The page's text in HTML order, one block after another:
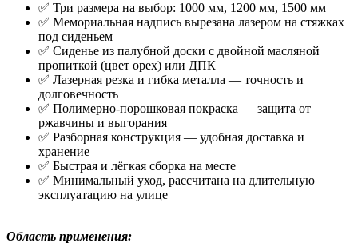
✅ Три размера на выбор: 1000 мм, 1200 мм, 1500 мм
✅ Мемориальная надпись вырезана лазером на стяжках
под сиденьем
✅ Сиденье из палубной доски с двойной масляной
пропиткой (цвет орех) или ДПК
✅ Лазерная резка и гибка металла — точность и
долговечность
✅ Полимерно-порошковая покраска — защита от
ржавчины и выгорания
✅ Разборная конструкция — удобная доставка и
хранение
✅ Быстрая и лёгкая сборка на месте
✅ Минимальный уход, рассчитана на длительную
эксплуатацию на улице
Область применения: